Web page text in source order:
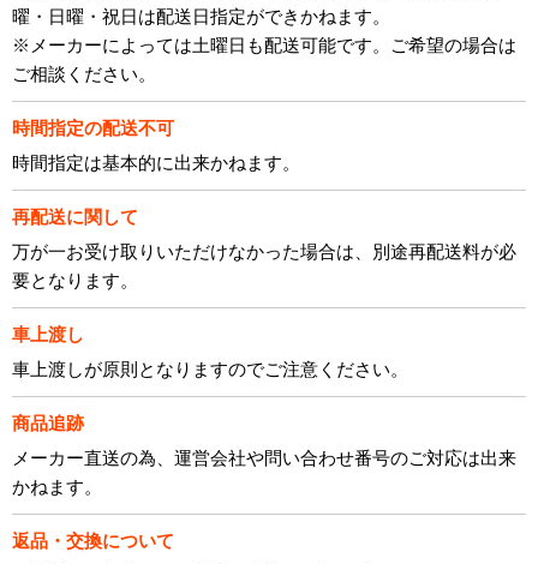
曜・日曜・祝日は配送日指定ができかねます。
※メーカーによっては土曜日も配送可能です。ご希望の場合は
ご相談ください。
時間指定の配送不可
時間指定は基本的に出来かねます。
再配送に関して
万が一お受け取りいただけなかった場合は、別途再配送料が必
要となります。
車上渡し
車上渡しが原則となりますのでご注意ください。
商品追跡
メーカー直送の為、運営会社や問い合わせ番号のご対応は出来
かねます。
返品・交換について